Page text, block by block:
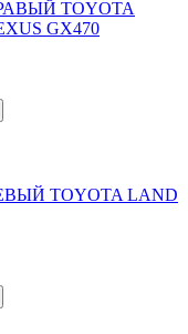
TOYOTA
GX470
TOYOTA LAND